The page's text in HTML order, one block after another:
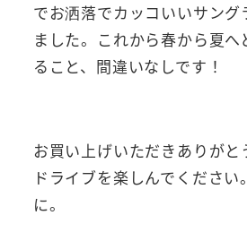
でお洒落でカッコいいサング
ました。これから春から夏へ
ること、間違いなしです！
お買い上げいただきありがと
ドライブを楽しんでくださ
に。